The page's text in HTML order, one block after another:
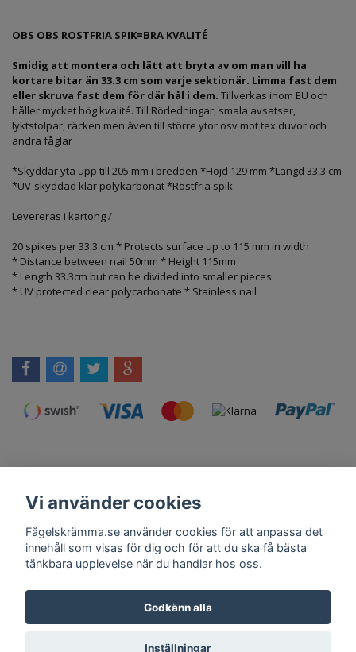
OBS OBS ROSTFRIA SPIK=BRA KVALITÉ
Smidig att montera och lätt att bryta av om man vill ha
kortare bitar än 33.3 cm som varje sektionär. Limma fast dem
eller skruva fast dem för där hål i dem. Tillverkas inom EU och
håller mycket hög kvalité. Till Rörledningar, smala avsatser,
lyktstolpar, räcken men även till större ytor osv mot tex duvor och
andra fåglar
*Skyddar yta upp till 205 mm i bredden *Höjd 129 mm *Längd 33,3 cm
*UV-skyddad klar polykarbonat *Rostfria spik
Levereras i kartong /
20 spikes per 33.3 cm * Protects surface up to 115 mm in width
* Distance between nail 50mm * Height 115mm
* Length 33.3cm but can be divided into smaller pieces
* UV protected clear polycarbonate * Stainless nail
Kontakt Om Oss Köpvillkor Skadedjursprodukter.se
Tilahome.se
Få vårt nyhetsbrev
Anmäl
Vi använder cookies
Fågelskrämma.se använder cookies för att anpassa det
innehåll som visas för dig och för att du ska få bästa
tänkbara upplevelse när du handlar hos oss.
Godkänn alla
Inställningar